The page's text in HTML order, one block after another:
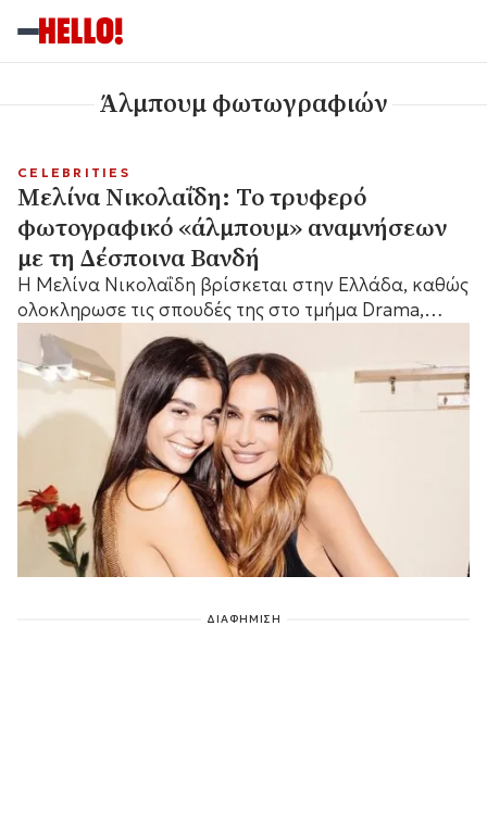
Άλμπουμ φωτωγραφιών
CELEBRITIES
Μελίνα Νικολαΐδη: Το τρυφερό
φωτογραφικό «άλμπουμ» αναμνήσεων
με τη Δέσποινα Βανδή
Η Μελίνα Νικολαΐδη βρίσκεται στην Ελλάδα, καθώς
ολοκληρωσε τις σπουδές της στο τμήμα Drama,
Theatre & Dance του πανεπιστημίου Royal Holloway
στο Λονδίνο. Η 21χρονη...
ΔΙΑΦΗΜΙΣΗ